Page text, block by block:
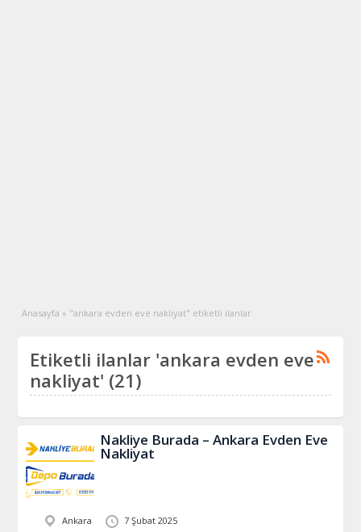
Anasayfa » "ankara evden eve nakliyat" etiketli ilanlar
Etiketli ilanlar 'ankara evden eve
nakliyat' (21)
Nakliye Burada – Ankara Evden Eve
Nakliyat
Ankara 7 Şubat 2025